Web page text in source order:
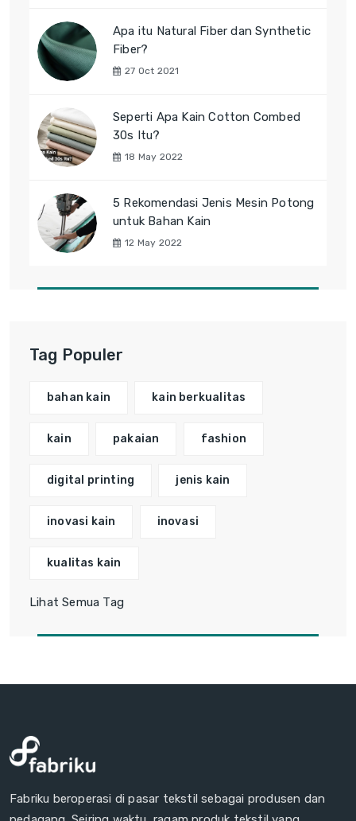
Apa itu Natural Fiber dan Synthetic
Fiber?
27 Oct 2021
Seperti Apa Kain Cotton Combed
30s Itu?
18 May 2022
5 Rekomendasi Jenis Mesin Potong
untuk Bahan Kain
12 May 2022
Tag Populer
bahan kain kain berkualitas
kain pakaian fashion
digital printing jenis kain
inovasi kain inovasi
kualitas kain
Lihat Semua Tag
Fabriku beroperasi di pasar tekstil sebagai produsen dan